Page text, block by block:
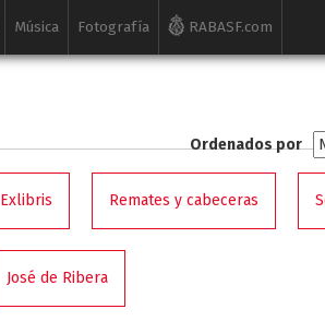
Música Fotografía RABASF.com
Ordenados por
Exlibris Remates y cabeceras
José de Ribera